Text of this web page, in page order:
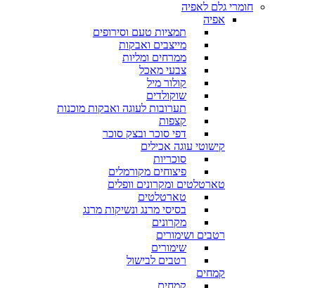
חומרי גלם לאפיה
אפיה
תמציות טעם וסירופים
מייצבים ואבקות
ממרחים ומליות
צבעי מאכל
קולור מיל
שוקולדים
תערובות לעוגה ואבקות מוכנות
קצפות
דפי סוכר ובצק סוכר
קישוטי עוגה אכילים
סוכריות
פיצוחים מקורמלים
טארטלטים ומקרונים וופלים
טארטלטים
בסיסי מרנג ונשיקות מרנג
מקרונים
רטבים ושימורים
שימורים
רטבים לבישול
קמחים